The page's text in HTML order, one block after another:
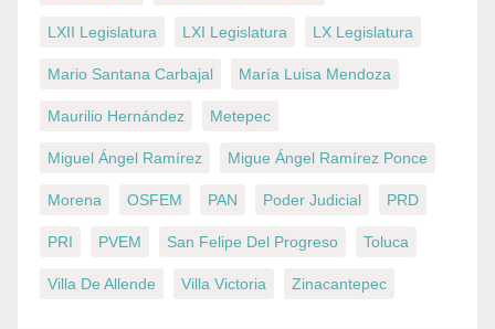
LXII Legislatura LXI Legislatura LX Legislatura
Mario Santana Carbajal María Luisa Mendoza
Maurilio Hernández Metepec
Miguel Ángel Ramírez Migue Ángel Ramírez Ponce
Morena OSFEM PAN Poder Judicial PRD
PRI PVEM San Felipe Del Progreso Toluca
Villa De Allende Villa Victoria Zinacantepec